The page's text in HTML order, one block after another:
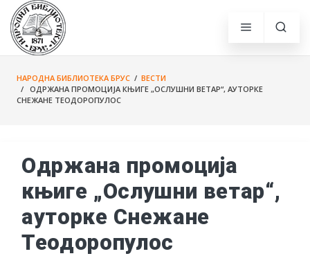
НАРОДНА БИБЛИОТЕКА БРУС / ВЕСТИ
/ ОДРЖАНА ПРОМОЦИЈА КЊИГЕ „ОСЛУШНИ ВЕТАР“, АУТОРКЕ
СНЕЖАНЕ ТЕОДОРОПУЛОС
Одржана промоција
књиге „Ослушни ветар“,
ауторке Снежане
Теодоропулос